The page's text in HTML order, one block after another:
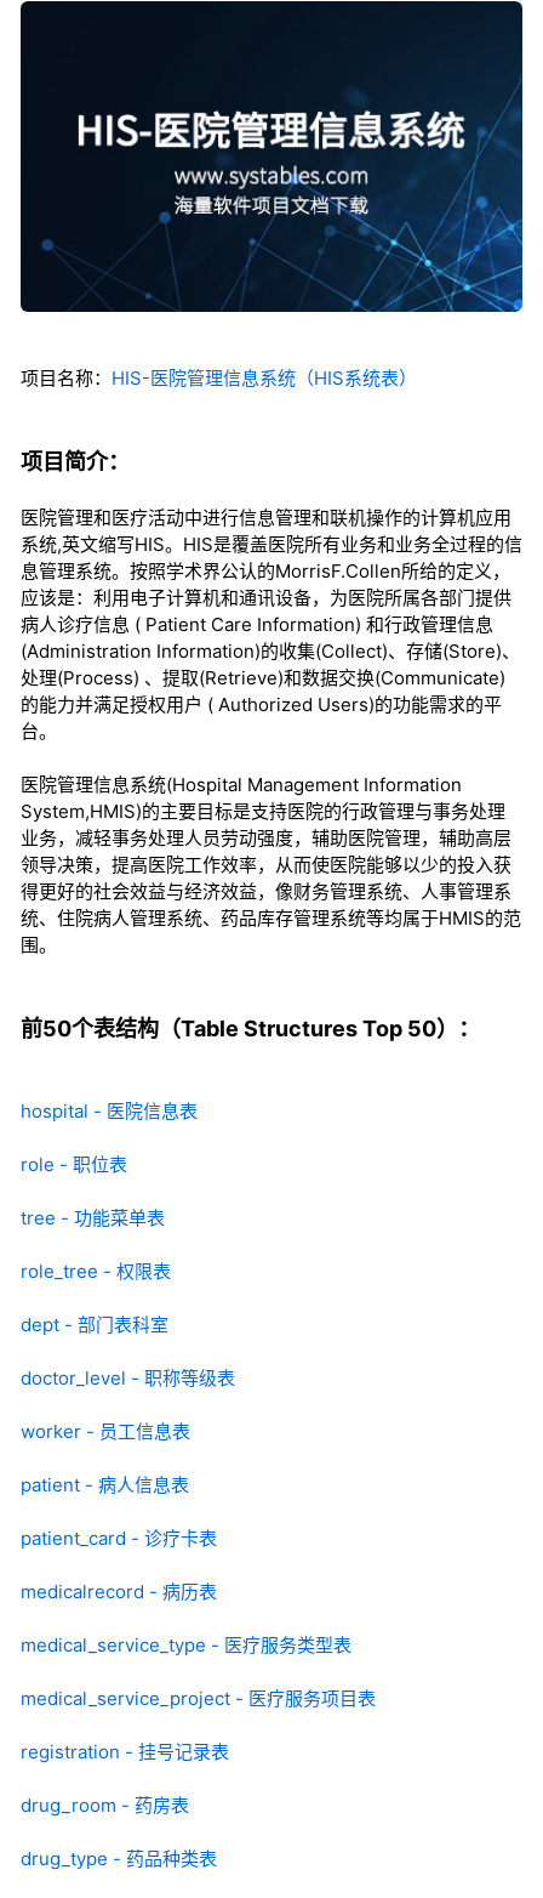
项目名称： HIS-医院管理信息系统（HIS系统表）
项目简介：
医院管理和医疗活动中进行信息管理和联机操作的计算机应用
系统,英文缩写HIS。HIS是覆盖医院所有业务和业务全过程的信
息管理系统。按照学术界公认的MorrisF.Collen所给的定义，
应该是：利用电子计算机和通讯设备，为医院所属各部门提供
病人诊疗信息 ( Patient Care Information) 和行政管理信息
(Administration Information)的收集(Collect)、存储(Store)、
处理(Process) 、提取(Retrieve)和数据交换(Communicate)
的能力并满足授权用户 ( Authorized Users)的功能需求的平
台。
医院管理信息系统(Hospital Management Information
System,HMIS)的主要目标是支持医院的行政管理与事务处理
业务，减轻事务处理人员劳动强度，辅助医院管理，辅助高层
领导决策，提高医院工作效率，从而使医院能够以少的投入获
得更好的社会效益与经济效益，像财务管理系统、人事管理系
统、住院病人管理系统、药品库存管理系统等均属于HMIS的范
围。
前50个表结构（Table Structures Top 50）：
hospital - 医院信息表
role - 职位表
tree - 功能菜单表
role_tree - 权限表
dept - 部门表科室
doctor_level - 职称等级表
worker - 员工信息表
patient - 病人信息表
patient_card - 诊疗卡表
medicalrecord - 病历表
medical_service_type - 医疗服务类型表
medical_service_project - 医疗服务项目表
registration - 挂号记录表
drug_room - 药房表
drug_type - 药品种类表